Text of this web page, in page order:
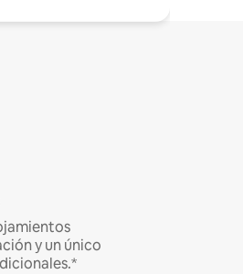
y un único